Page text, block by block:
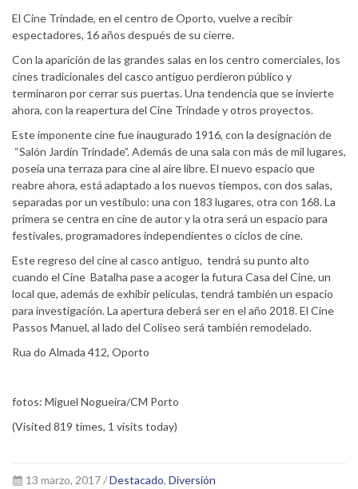
El Cine Trindade, en el centro de Oporto, vuelve a recibir
espectadores, 16 años después de su cierre.
Con la aparición de las grandes salas en los centro comerciales, los
cines tradicionales del casco antiguo perdieron público y
terminaron por cerrar sus puertas. Una tendencia que se invierte
ahora, con la reapertura del Cine Trindade y otros proyectos.
Este imponente cine fue inaugurado 1916, con la designación de
“Salón Jardín Trindade”. Además de una sala con más de mil lugares,
poseía una terraza para cine al aire libre. El nuevo espacio que
reabre ahora, está adaptado a los nuevos tiempos, con dos salas,
separadas por un vestíbulo: una con 183 lugares, otra con 168. La
primera se centra en cine de autor y la otra será un espacio para
festivales, programadores independientes o ciclos de cine.
Este regreso del cine al casco antiguo, tendrá su punto alto
cuando el Cine Batalha pase a acoger la futura Casa del Cine, un
local que, además de exhibir películas, tendrá también un espacio
para investigación. La apertura deberá ser en el año 2018. El Cine
Passos Manuel, al lado del Coliseo será también remodelado.
Rua do Almada 412, Oporto
fotos: Miguel Nogueira/CM Porto
(Visited 819 times, 1 visits today)
13 marzo, 2017 /Destacado, Diversión